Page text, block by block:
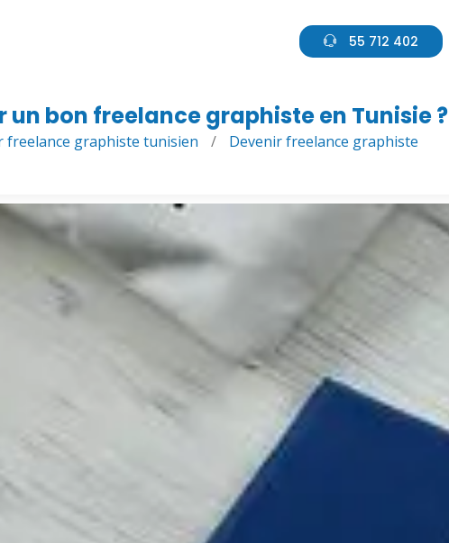
55 712 402
bon freelance graphiste en Tunisie ?
freelance graphiste tunisien / Devenir freelance graphiste